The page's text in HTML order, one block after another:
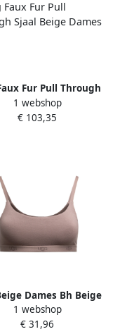
Fur Pull Through
Sjaal Beige Dames
1 webshop
€ 103,35
Dames Bh Beige
Dames
1 webshop
€ 31,96